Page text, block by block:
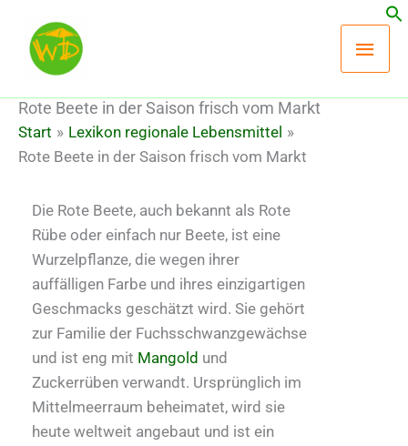
Inhalt
springen
Rote Beete in der Saison frisch vom Markt
Start
Lexikon regionale Lebensmittel
Rote Beete in der Saison frisch vom Markt
Die Rote Beete, auch bekannt als Rote
Rübe oder einfach nur Beete, ist eine
Wurzelpflanze, die wegen ihrer
auffälligen Farbe und ihres einzigartigen
Geschmacks geschätzt wird. Sie gehört
zur Familie der Fuchsschwanzgewächse
und ist eng mit Mangold und
Zuckerrüben verwandt. Ursprünglich im
Mittelmeerraum beheimatet, wird sie
heute weltweit angebaut und ist ein